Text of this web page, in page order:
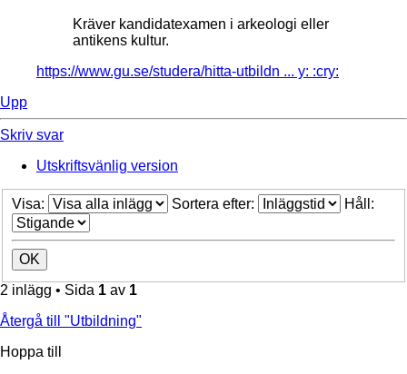
Kräver kandidatexamen i arkeologi eller
antikens kultur.
https://www.gu.se/studera/hitta-utbildn ... y: :cry:
Upp
Skriv svar
Utskriftsvänlig version
Visa: Sortera efter: Håll:
2 inlägg • Sida 1 av 1
Återgå till "Utbildning"
Hoppa till